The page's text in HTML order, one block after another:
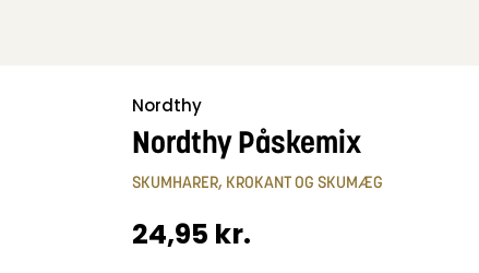
Nordthy
Nordthy Påskemix
SKUMHARER, KROKANT OG SKUMÆG
24,95 kr.